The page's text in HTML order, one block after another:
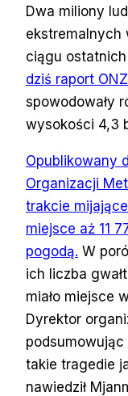
Dwa miliony
ekstremalnych
ciągu
dziś raport ONZ
spowodowały
wysokości 4,3
Opublikowany
Organizacji
trakcie
miejsce aż 11
pogodą. W
ich liczba
miało miejsce
Dyrektor
podsumowując
takie tragedie
nawiedził